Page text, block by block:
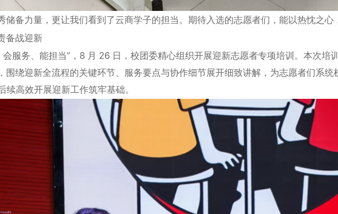
备力量，更让我们看到了云商学子的担当。期待入选的志愿者们，能以热忱之心
备战迎新
服务、能担当”，8 月 26 日，校团委精心组织开展迎新志愿者专项培训。本次培
围绕迎新全流程的关键环节、服务要点与协作细节展开细致讲解，为志愿者们系
高效开展迎新工作筑牢基础。